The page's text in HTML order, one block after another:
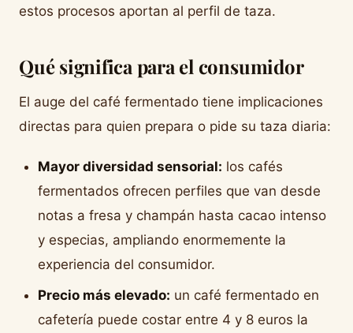
estos procesos aportan al perfil de taza.
Qué significa para el consumidor
El auge del café fermentado tiene implicaciones
directas para quien prepara o pide su taza diaria:
Mayor diversidad sensorial: los cafés
fermentados ofrecen perfiles que van desde
notas a fresa y champán hasta cacao intenso
y especias, ampliando enormemente la
experiencia del consumidor.
Precio más elevado: un café fermentado en
cafetería puede costar entre 4 y 8 euros la